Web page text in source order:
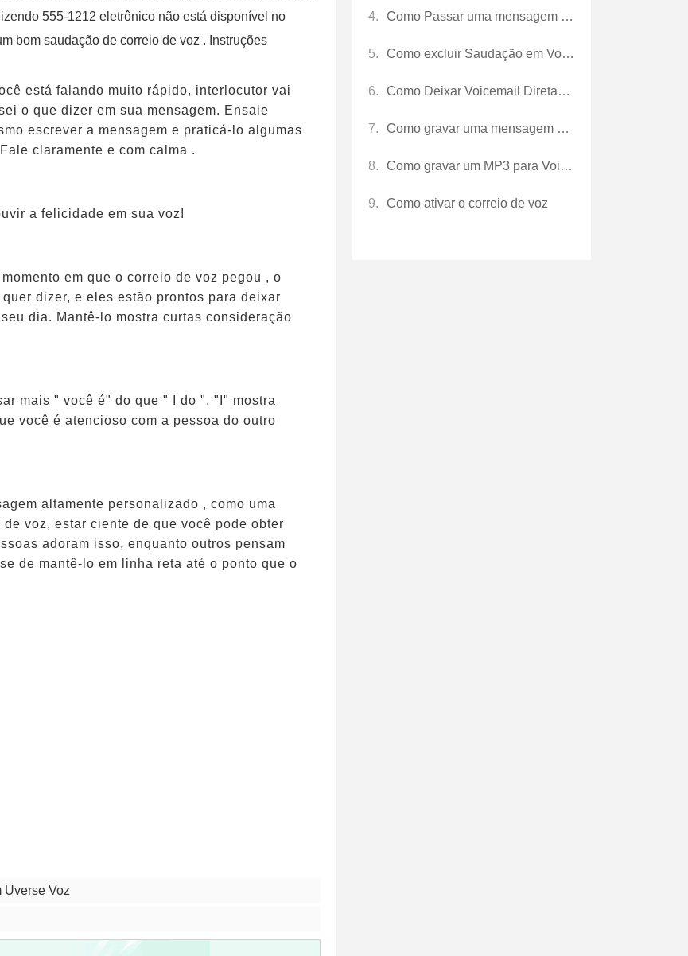
555-1212 eletrônico não está disponível no
bom saudação de correio de voz . Instruções
está falando muito rápido, interlocutor vai
o que dizer em sua mensagem. Ensaie
escrever a mensagem e praticá-lo algumas
claramente e com calma .
a felicidade em sua voz!
em que o correio de voz pegou , o
dizer, e eles estão prontos para deixar
dia. Mantê-lo mostra curtas consideração
mais " você é" do que " I do ". "I" mostra
você é atencioso com a pessoa do outro
altamente personalizado , como uma
voz, estar ciente de que você pode obter
adoram isso, enquanto outros pensam
de mantê-lo em linha reta até o ponto que o
Uverse Voz
Como Passar uma mensagem de voz
Como excluir Saudação em Voicemail
Como Deixar Voicemail Diretamente
Como gravar uma mensagem de voz em um Nokia
Como gravar um MP3 para Voicemail
Como ativar o correio de voz